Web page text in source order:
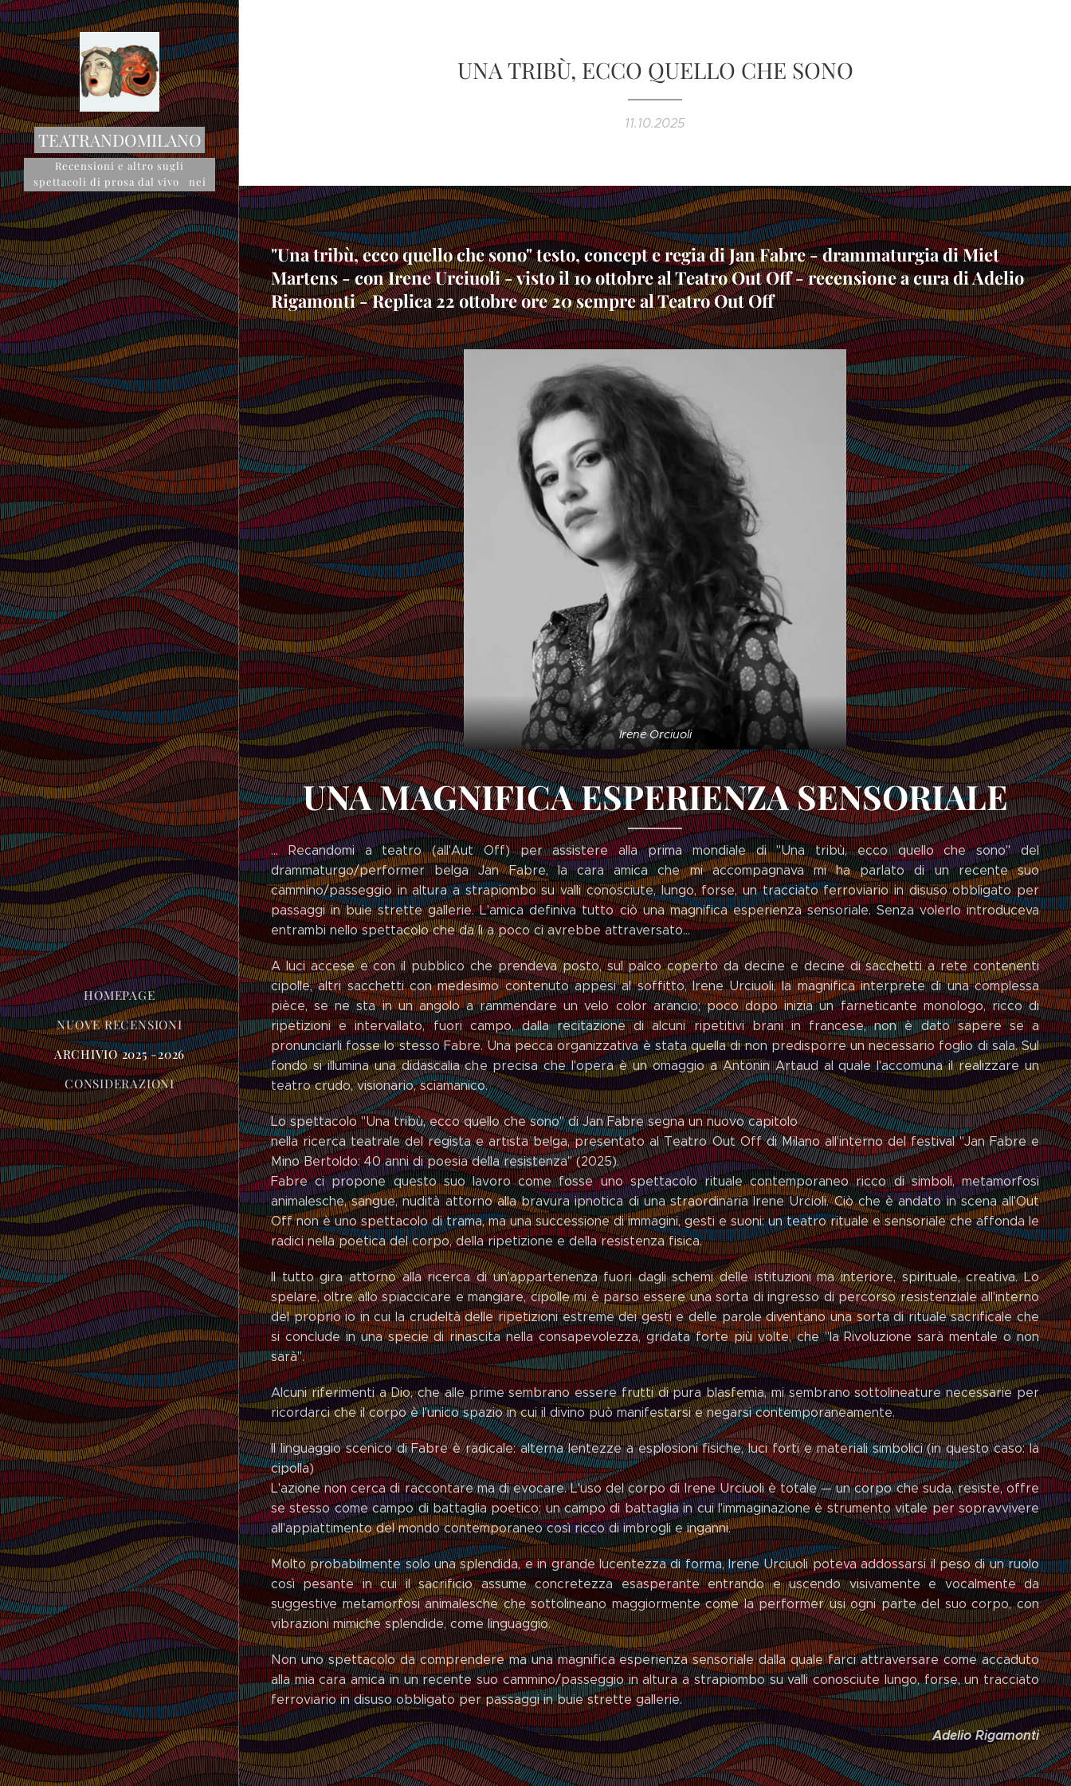
TEATRANDOMILANO
Recensioni e altro sugli
spettacoli di prosa dal vivo nei
teatri milanesi
HOMEPAGE
NUOVE RECENSIONI
ARCHIVIO 2025 -2026
CONSIDERAZIONI
UNA TRIBÙ, ECCO QUELLO CHE SONO
11.10.2025
"Una tribù, ecco quello che sono" testo, concept e regia di Jan Fabre - drammaturgia di Miet
Martens - con Irene Urciuoli - visto il 10 ottobre al Teatro Out Off - recensione a cura di Adelio
Rigamonti - Replica 22 ottobre ore 20 sempre al Teatro Out Off
Irene Orciuoli
UNA MAGNIFICA ESPERIENZA SENSORIALE
… Recandomi a teatro (all'Aut Off) per assistere alla prima mondiale di "Una tribù, ecco quello che sono" del
drammaturgo/performer belga Jan Fabre, la cara amica che mi accompagnava mi ha parlato di un recente suo
cammino/passeggio in altura a strapiombo su valli conosciute, lungo, forse, un tracciato ferroviario in disuso obbligato per
passaggi in buie strette gallerie. L'amica definiva tutto ciò una magnifica esperienza sensoriale. Senza volerlo introduceva
entrambi nello spettacolo che da lì a poco ci avrebbe attraversato…
A luci accese e con il pubblico che prendeva posto, sul palco coperto da decine e decine di sacchetti a rete contenenti
cipolle, altri sacchetti con medesimo contenuto appesi al soffitto, Irene Urciuoli, la magnifica interprete di una complessa
pièce, se ne sta in un angolo a rammendare un velo color arancio; poco dopo inizia un farneticante monologo, ricco di
ripetizioni e intervallato, fuori campo, dalla recitazione di alcuni ripetitivi brani in francese, non è dato sapere se a
pronunciarli fosse lo stesso Fabre. Una pecca organizzativa è stata quella di non predisporre un necessario foglio di sala. Sul
fondo si illumina una didascalia che precisa che l'opera è un omaggio a Antonin Artaud al quale l'accomuna il realizzare un
teatro crudo, visionario, sciamanico.
Lo spettacolo "Una tribù, ecco quello che sono" di Jan Fabre segna un nuovo capitolo
nella ricerca teatrale del regista e artista belga, presentato al Teatro Out Off di Milano all'interno del festival "Jan Fabre e
Mino Bertoldo: 40 anni di poesia della resistenza" (2025).
Fabre ci propone questo suo lavoro come fosse uno spettacolo rituale contemporaneo ricco di simboli, metamorfosi
animalesche, sangue, nudità attorno alla bravura ipnotica di una straordinaria Irene Urcioli. Ciò che è andato in scena all'Out
Off non è uno spettacolo di trama, ma una successione di immagini, gesti e suoni: un teatro rituale e sensoriale che affonda le
radici nella poetica del corpo, della ripetizione e della resistenza fisica.
Il tutto gira attorno alla ricerca di un'appartenenza fuori dagli schemi delle istituzioni ma interiore, spirituale, creativa. Lo
spelare, oltre allo spiaccicare e mangiare, cipolle mi è parso essere una sorta di ingresso di percorso resistenziale all'interno
del proprio io in cui la crudeltà delle ripetizioni estreme dei gesti e delle parole diventano una sorta di rituale sacrificale che
si conclude in una specie di rinascita nella consapevolezza, gridata forte più volte, che "la Rivoluzione sarà mentale o non
sarà".
Alcuni riferimenti a Dio, che alle prime sembrano essere frutti di pura blasfemia, mi sembrano sottolineature necessarie per
ricordarci che il corpo è l'unico spazio in cui il divino può manifestarsi e negarsi contemporaneamente.
Il linguaggio scenico di Fabre è radicale: alterna lentezze a esplosioni fisiche, luci forti e materiali simbolici (in questo caso: la
cipolla)
L'azione non cerca di raccontare ma di evocare. L'uso del corpo di Irene Urciuoli è totale — un corpo che suda, resiste, offre
se stesso come campo di battaglia poetico; un campo di battaglia in cui l'immaginazione è strumento vitale per sopravvivere
all'appiattimento del mondo contemporaneo così ricco di imbrogli e inganni.
Molto probabilmente solo una splendida, e in grande lucentezza di forma, Irene Urciuoli poteva addossarsi il peso di un ruolo
così pesante in cui il sacrificio assume concretezza esasperante entrando e uscendo visivamente e vocalmente da
suggestive metamorfosi animalesche che sottolineano maggiormente come la performer usi ogni parte del suo corpo, con
vibrazioni mimiche splendide, come linguaggio.
Non uno spettacolo da comprendere ma una magnifica esperienza sensoriale dalla quale farci attraversare come accaduto
alla mia cara amica in un recente suo cammino/passeggio in altura a strapiombo su valli conosciute lungo, forse, un tracciato
ferroviario in disuso obbligato per passaggi in buie strette gallerie.
Adelio Rigamonti